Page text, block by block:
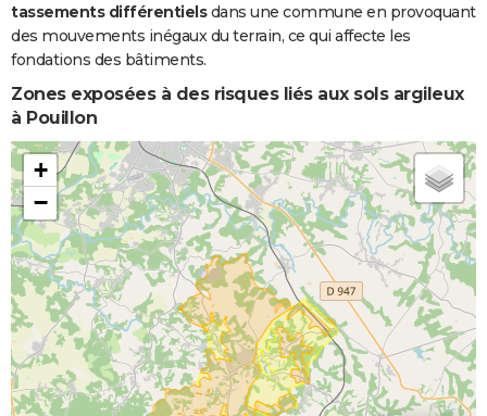
tassements différentielsdans une commune en provoquant
des mouvements inégaux du terrain, ce qui affecte les
fondations des bâtiments.
Zones exposées à des risques liés aux sols argileux
à Pouillon
+
−